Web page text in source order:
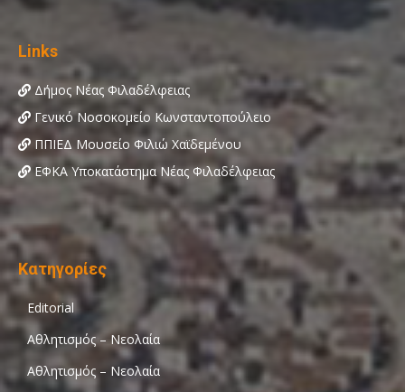
Links
Δήμος Νέας Φιλαδέλφειας
Γενικό Νοσοκομείο Κωνσταντοπούλειο
ΠΠΙΕΔ Μουσείο Φιλιώ Χαϊδεμένου
ΕΦΚΑ Υποκατάστημα Νέας Φιλαδέλφειας
Κατηγορίες
Editorial
Αθλητισμός – Νεολαία
Αθλητισμός – Νεολαία